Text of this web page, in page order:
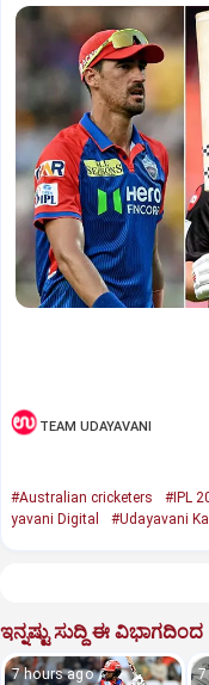
TEAM UDAYAVANI
#Australian cricketers #IPL
yavani Digital
#Udayavani
ಇನ್ನಷ್ಟು ಸುದ್ದಿ ಈ ವಿಭಾಗದಿಂದ
7 hours ago